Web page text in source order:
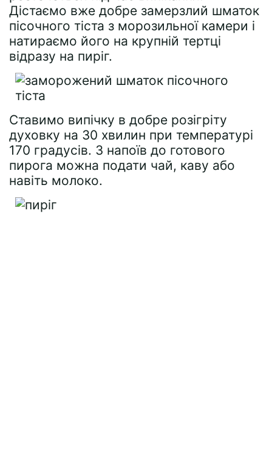
Дістаємо вже добре замерзлий шматок
пісочного тіста з морозильної камери і
натираємо його на крупній тертці
відразу на пиріг.
Ставимо випічку в добре розігріту
духовку на 30 хвилин при температурі
170 градусів. З напоїв до готового
пирога можна подати чай, каву або
навіть молоко.